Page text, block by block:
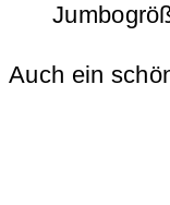
Auch ein